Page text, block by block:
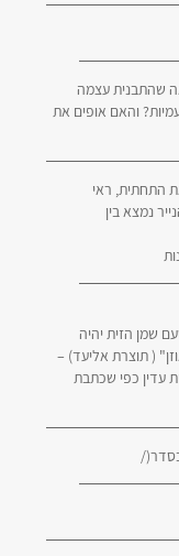
שהתבנית עצמה
והאם אופים את
התחתית, ראי
נמצא בין
שמן הזית יהיה
( תוצרת אליעד) –
עדין כפי שכתבת